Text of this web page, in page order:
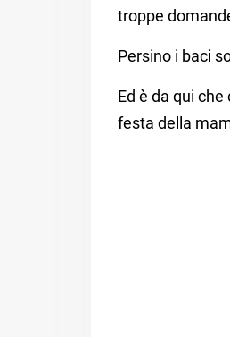
troppe
Persino i baci
Ed è da qui
festa della